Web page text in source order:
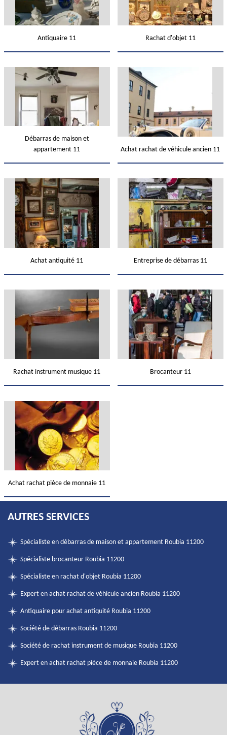
Antiquaire 11 Rachat d'objet 11
Débarras de maison et
appartement 11
Achat rachat de véhicule ancien 11
Achat antiquité 11 Entreprise de débarras 11
Rachat instrument musique 11 Brocanteur 11
Achat rachat pièce de monnaie 11
AUTRES SERVICES
Spécialiste en débarras de maison et appartement Roubia 11200
Spécialiste brocanteur Roubia 11200
Spécialiste en rachat d'objet Roubia 11200
Expert en achat rachat de véhicule ancien Roubia 11200
Antiquaire pour achat antiquité Roubia 11200
Société de débarras Roubia 11200
Société de rachat instrument de musique Roubia 11200
Expert en achat rachat pièce de monnaie Roubia 11200